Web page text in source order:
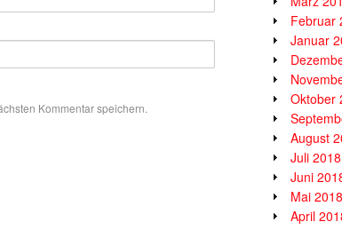
Kommentar speichern.
Februar
Januar
Oktober
August
Juli 2018
Juni
Mai 2018
April